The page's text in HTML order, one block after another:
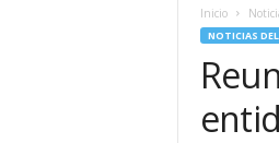
Inicio
NOTICIAS